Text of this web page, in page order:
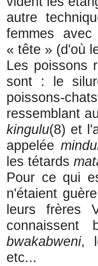
autre
femmes
« tête » (d'où
Les poissons
sont : le
poissons-
ressemblant
kingulu(8) et
appelée
les tétards
Pour ce qui
n'étaient
leurs frères
bwakabweni,
etc...